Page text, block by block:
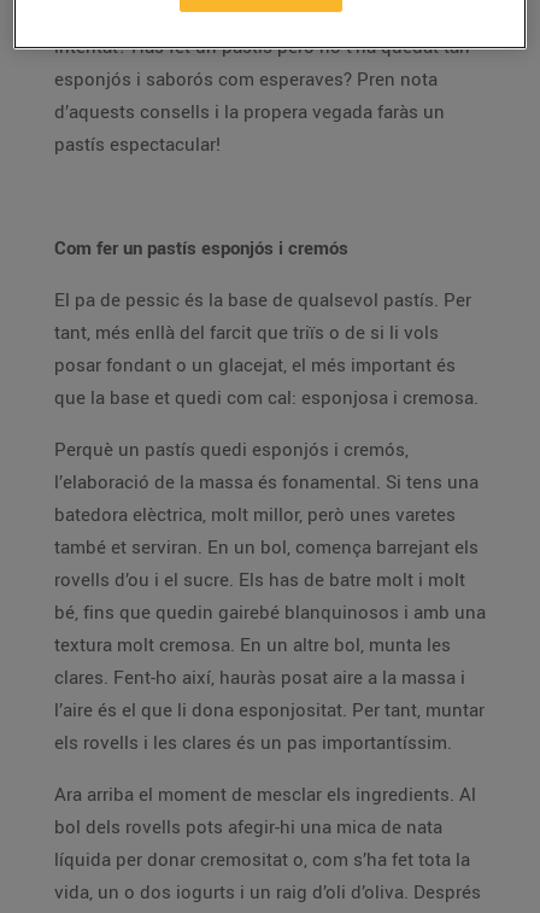
vena pastissera. És el teu cas? Encara no ho has
intentat? Has fet un pastís però no t’ha quedat tan
esponjós i saborós com esperaves? Pren nota
d’aquests consells i la propera vegada faràs un
pastís espectacular!
Com fer un pastís esponjós i cremós
El pa de pessic és la base de qualsevol pastís. Per
tant, més enllà del farcit que triïs o de si li vols
posar fondant o un glacejat, el més important és
que la base et quedi com cal: esponjosa i cremosa.
Perquè un pastís quedi esponjós i cremós,
l’elaboració de la massa és fonamental. Si tens una
batedora elèctrica, molt millor, però unes varetes
també et serviran. En un bol, comença barrejant els
rovells d’ou i el sucre. Els has de batre molt i molt
bé, fins que quedin gairebé blanquinosos i amb una
textura molt cremosa. En un altre bol, munta les
clares. Fent-ho així, hauràs posat aire a la massa i
l’aire és el que li dona esponjositat. Per tant, muntar
els rovells i les clares és un pas importantíssim.
Ara arriba el moment de mesclar els ingredients. Al
bol dels rovells pots afegir-hi una mica de nata
líquida per donar cremositat o, com s’ha fet tota la
vida, un o dos iogurts i un raig d’oli d’oliva. Després